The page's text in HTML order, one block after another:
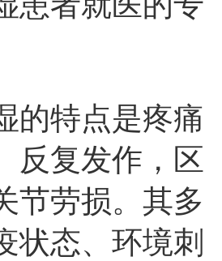
的特点是疼痛
反复发作，区
节劳损。其多
状态、环境刺